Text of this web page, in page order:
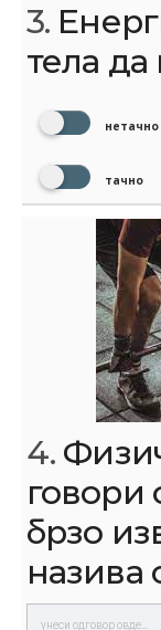
3.
тела
нетачно
тачно
4.
говори
брзо
назива